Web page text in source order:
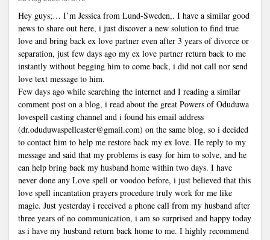
Hey guys;… I’m Jessica from Lund-Sweden,. I have a similar good
news to share out here, i just discover a new solution to find true
love and bring back ex love partner even after 3 years of divorce or
separation, just few days ago my ex love partner return back to me
instantly without begging him to come back, i did not call nor send
love text message to him.
Few days ago while searching the internet and I reading a similar
comment post on a blog, i read about the great Powers of Oduduwa
lovespell casting channel and i found his email address
(dr.oduduwaspellcaster@gmail.com) on the same blog, so i decided
to contact him to help me restore back my ex love. He reply to my
message and said that my problems is easy for him to solve, and he
can help bring back my husband home within two days. I have
never done any Love spell or voodoo before, i just believed that this
love spell incantation prayers procedure truly work for me like
magic. Just yesterday i received a phone call from my husband after
three years of no communication, i am so surprised and happy today
as i have my husband return back home to me. I highly recommend